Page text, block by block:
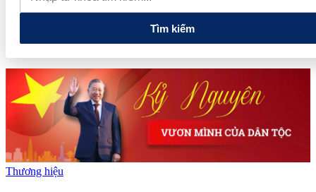
giới
Thiết kế kiến trúc biểu tượng của Newtown Diamond được
vinh danh tại Dot Property Awards 2026
Tìm kiếm
Thương hiệu